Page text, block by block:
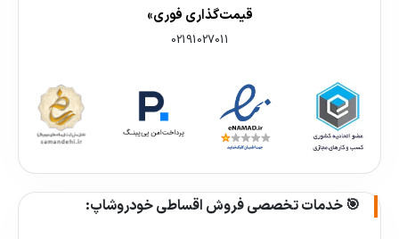
قیمت‌گذاری فوری»
02191027011
🎯 خدمات تخصصی فروش اقساطی خودروشاپ: